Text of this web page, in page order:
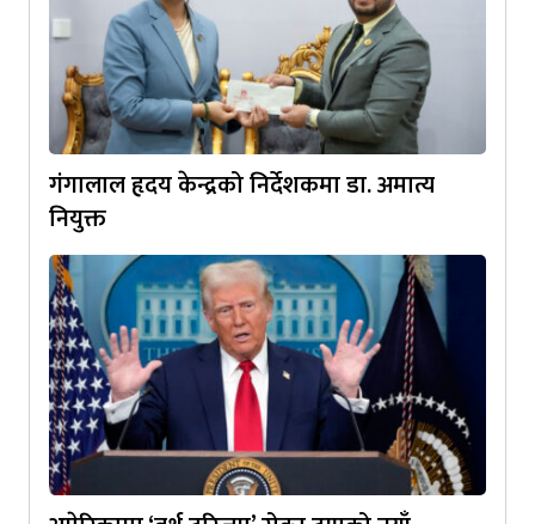
गंगालाल हृदय केन्द्रको निर्देशकमा डा. अमात्य
नियुक्त